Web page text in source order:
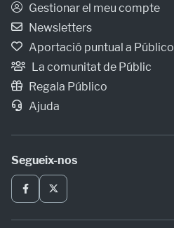
Gestionar el meu compte
Newsletters
Aportació puntual a Público
La comunitat de Públic
Regala Público
Ajuda
Segueix-nos